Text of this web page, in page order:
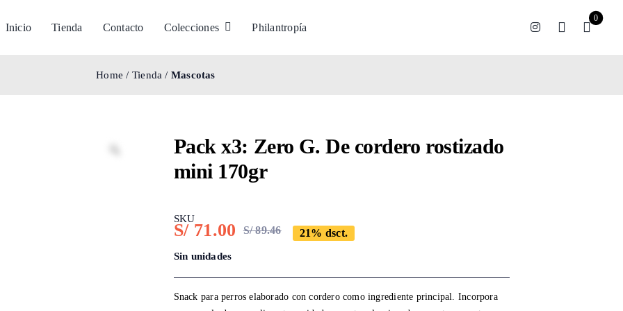
Inicio Tienda Contacto Colecciones Philantropía
0
Home / Tienda / Mascotas
Pack x3: Zero G. De cordero rostizado
mini 170gr
SKU
S/89.46Original
was:
S/ 89.46.
S/71.00
Current
is:
S/ 71.00.
21% dsct.
Sin unidades
Snack para perros elaborado con cordero como ingrediente principal. Incorpora